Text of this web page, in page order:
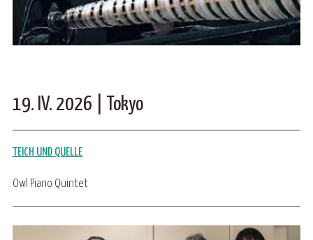
19. IV. 2026 | Tokyo
TEICH UND QUELLE
Owl Piano Quintet